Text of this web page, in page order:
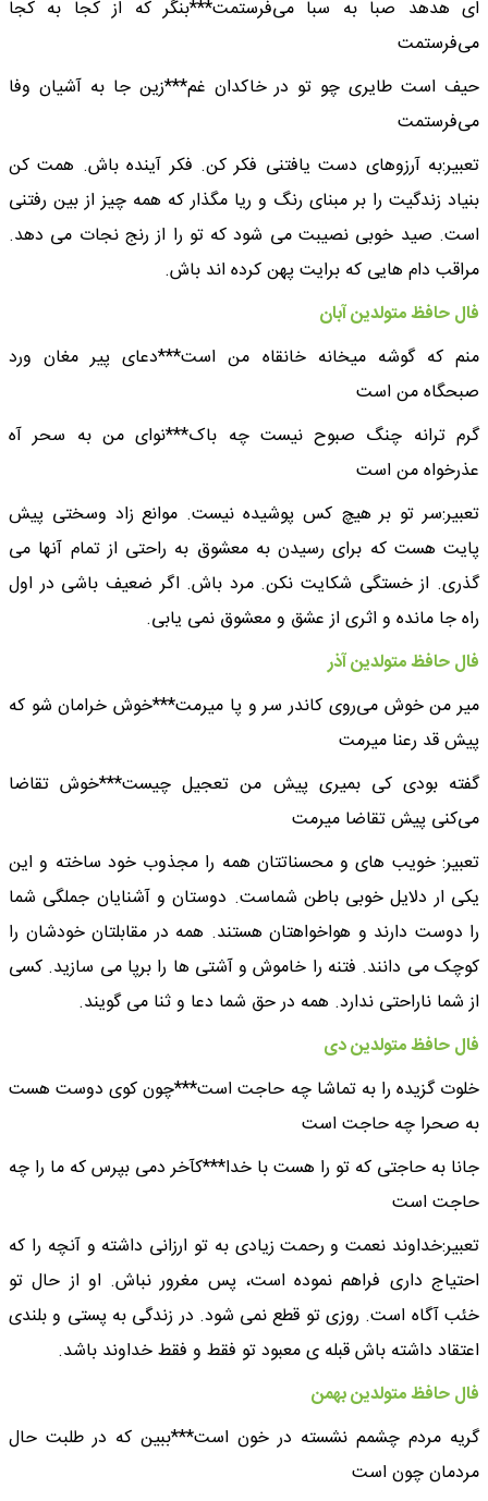
ای هدهد صبا به سبا می‌فرستمت***بنگر که از کجا به کجا
می‌فرستمت
حیف است طایری چو تو در خاکدان غم***زین جا به آشیان وفا
می‌فرستمت
تعبیر:به آرزوهای دست یافتنی فکر کن. فکر آینده باش. همت کن
بنیاد زندگیت را بر مبنای رنگ و ریا مگذار که همه چیز از بین رفتنی
است. صید خوبی نصیبت می شود که تو را از رنج نجات می دهد.
مراقب دام هایی که برایت پهن کرده اند باش.
فال حافظ متولدین آبان
منم که گوشه میخانه خانقاه من است***دعای پیر مغان ورد
صبحگاه من است
گرم ترانه چنگ صبوح نیست چه باک***نوای من به سحر آه
عذرخواه من است
تعبیر:سر تو بر هیچ کس پوشیده نیست. موانع زاد وسختی پیش
پایت هست که برای رسیدن به معشوق به راحتی از تمام آنها می
گذری. از خستگی شکایت نکن. مرد باش. اگر ضعیف باشی در اول
راه جا مانده و اثری از عشق و معشوق نمی یابی.
فال حافظ متولدین آذر
میر من خوش می‌روی کاندر سر و پا میرمت***خوش خرامان شو که
پیش قد رعنا میرمت
گفته بودی کی بمیری پیش من تعجیل چیست***خوش تقاضا
می‌کنی پیش تقاضا میرمت
تعبیر: خویب های و محسناتتان همه را مجذوب خود ساخته و این
یکی ار دلایل خوبی باطن شماست. دوستان و آشنایان جملگی شما
را دوست دارند و هواخواهتان هستند. همه در مقابلتان خودشان را
کوچک می دانند. فتنه را خاموش و آشتی ها را برپا می سازید. کسی
از شما ناراحتی ندارد. همه در حق شما دعا و ثنا می گویند.
فال حافظ متولدین دی
خلوت گزیده را به تماشا چه حاجت است***چون کوی دوست هست
به صحرا چه حاجت است
جانا به حاجتی که تو را هست با خدا***کآخر دمی بپرس که ما را چه
حاجت است
تعبیر:خداوند نعمت و رحمت زیادی به تو ارزانی داشته و آنچه را که
احتیاج داری فراهم نموده است، پس مغرور نباش. او از حال تو
خئب آگاه است. روزی تو قطع نمی شود. در زندگی به پستی و بلندی
اعتقاد داشته باش قبله ی معبود تو فقط و فقط خداوند باشد.
فال حافظ متولدین بهمن
گریه مردم چشمم نشسته در خون است***ببین که در طلبت حال
مردمان چون است